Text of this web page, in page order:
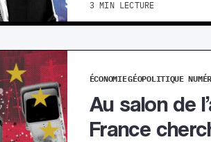
3 MIN LECTURE
ÉCONOMIEGÉOPOLITIQUE
Au salon de
France